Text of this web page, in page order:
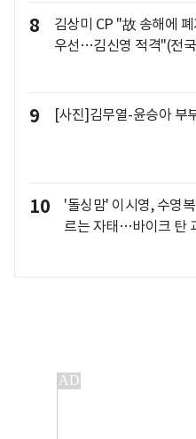
8
김상미 CP "故 송해에 폐
우선…김신영 적격"(전
9 [사진]김무열-윤승아 부
10
'돌싱맘' 이시영, 수영
르는 자태…바이크 탄